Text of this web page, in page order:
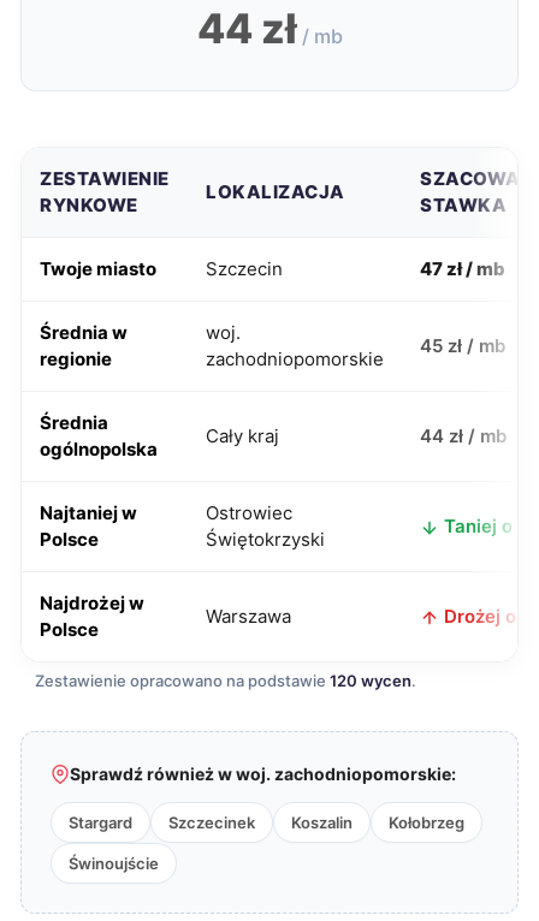
44 zł / mb
ZESTAWIENIE
RYNKOWE
LOKALIZACJA
STAWKA
Twoje miasto Szczecin 47 zł / mb
Średnia w
regionie
woj.
zachodniopomorskie
45 zł / mb
Średnia
ogólnopolska
Cały kraj 44 zł / mb
Najtaniej w
Polsce
Ostrowiec
Świętokrzyski
Taniej o 8
Najdrożej w
Polsce
Warszawa Drożej o 8
Zestawienie opracowano na podstawie 120 wycen.
Sprawdź również w woj. zachodniopomorskie:
Stargard Szczecinek Koszalin Kołobrzeg
Świnoujście